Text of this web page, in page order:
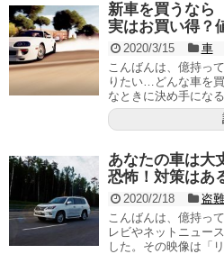
新車を買うなら
実はお買い得？
2020/3/15
車
こんばんは、億持っ
りたい…どんな車を
なときに決め手にな
あなたの車は大
恐怖！対策はあ
2020/2/18 盗難
こんばんは、億持っ
レビやネットニュー
した。その映像は「